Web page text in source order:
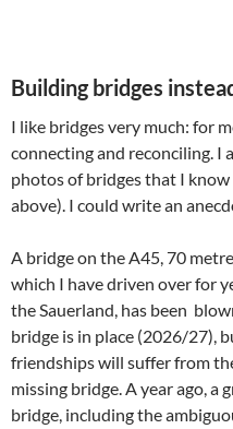
Building bridges
I like bridges very much: for
connecting and reconciling. I
photos of bridges that I
above). I could write an
A bridge on the A45, 70
which I have driven over for
the Sauerland, has been
bridge is in place (2026/27),
friendships will suffer from
missing bridge. A year ago,
bridge, including the